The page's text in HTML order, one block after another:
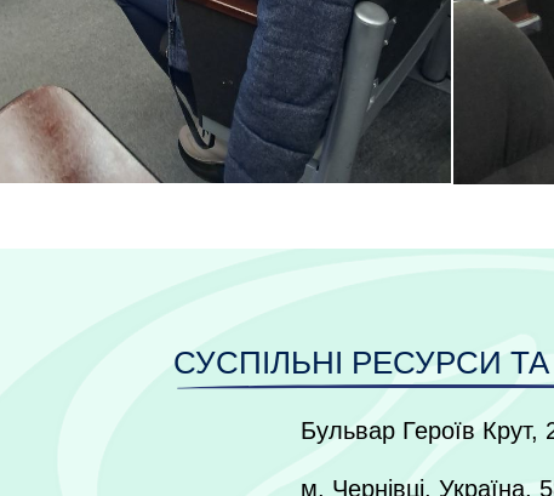
СУСПІЛЬНІ РЕСУРСИ ТА
Бульвар Героїв Крут,
м. Чернівці, Україна,